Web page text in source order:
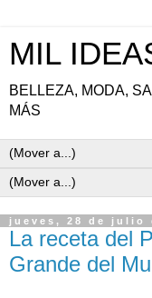
MIL
BELLEZA, MODA,
MÁS
jueves, 28 de julio
La receta del
Grande del